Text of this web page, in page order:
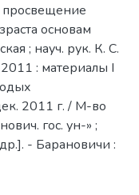
просвещение
основам
; науч. рук. К. С.
: материалы I
2011 г. / М-во
гос. ун-» ;
- Барановичи :